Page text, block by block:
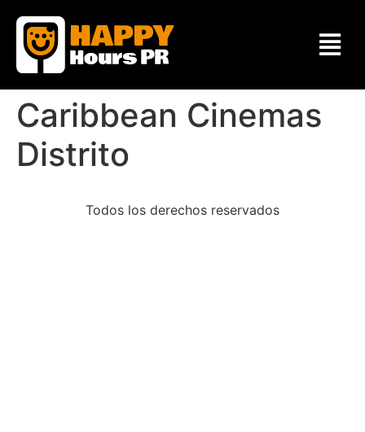
Caribbean Cinemas
Distrito
Todos los derechos reservados